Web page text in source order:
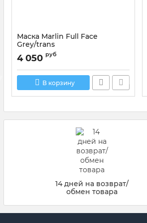
Маска Marlin Full Face
Grey/trans
Артикул: 016723
4 050 руб
В корзину
14 дней на возврат/
обмен товара